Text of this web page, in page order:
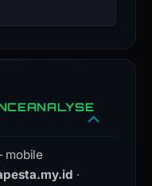
mobile
·